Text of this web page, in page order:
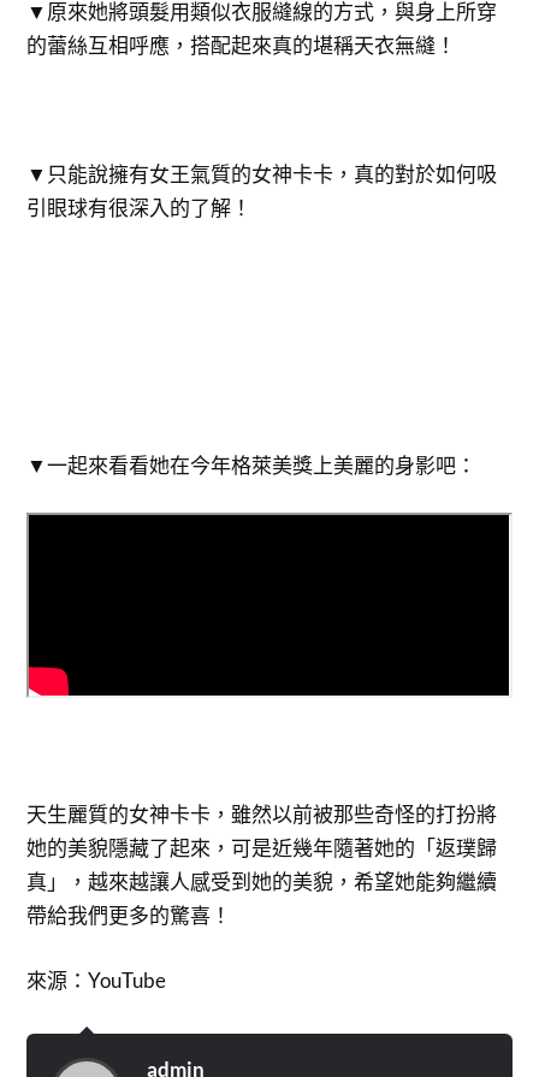
▼原來她將頭髮用類似衣服縫線的方式，與身上所穿
的蕾絲互相呼應，搭配起來真的堪稱天衣無縫！
▼只能說擁有女王氣質的女神卡卡，真的對於如何吸
引眼球有很深入的了解！
▼一起來看看她在今年格萊美獎上美麗的身影吧：
天生麗質的女神卡卡，雖然以前被那些奇怪的打扮將
她的美貌隱藏了起來，可是近幾年隨著她的「返璞歸
真」，越來越讓人感受到她的美貌，希望她能夠繼續
帶給我們更多的驚喜！
來源：YouTube
admin